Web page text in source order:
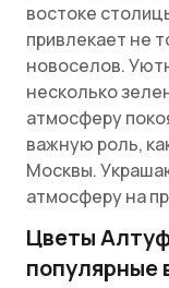
востоке
привлекает не
новоселов.
несколько
атмосферу
важную роль,
Москвы.
атмосферу на
Цветы
популярные